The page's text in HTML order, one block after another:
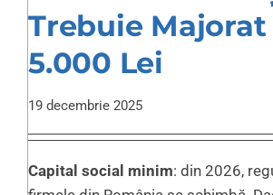
Trebuie Majorat
5.000 Lei
19 decembrie 2025
Capital social minim: din 2026,